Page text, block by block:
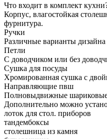
Что входит в комплект
Корпус, влагостойкая
фурнитура.
Ручки
Различные варианты
Петли
С доводчиком или без
Сушка для посуды
Хромированная сушка с
Направляющие пвш
Полновыдвижные
Дополнительно можно
лоток для стол. приборов
тандембоксы
столешница из камня